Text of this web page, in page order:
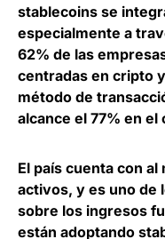
stablecoins se
especialmente a
62% de las
centradas en cripto
método de
alcance el 77% en
El país cuenta con
activos, y es uno de
sobre los ingresos
están adoptando